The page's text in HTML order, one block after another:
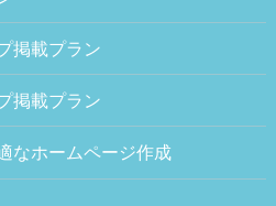
掲載プラン
掲載プラン
なホームページ作成